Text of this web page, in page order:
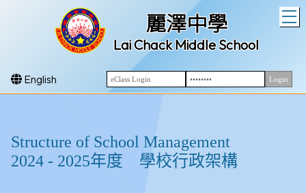
麗澤中學
Lai Chack Middle School
English
Structure of School Management
2024 - 2025年度 學校行政架構